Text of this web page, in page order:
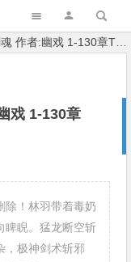
者:幽戏 1-130章TXT下载
戏 1-130章
除！林羽带着毒奶
睥睨。猛龙断空斩
，极神剑术斩邪